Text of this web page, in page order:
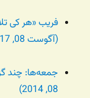
فریب «هر کی
(آگوست 08, 2017)
جمعه‌ها: چند
08, 2014)